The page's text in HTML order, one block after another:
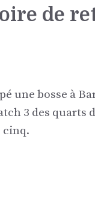
de
une bosse à
3 des
cinq.